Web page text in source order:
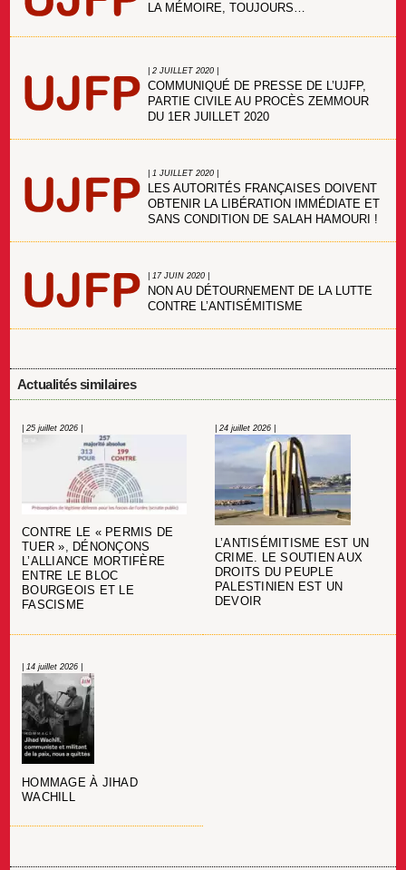
LA MÉMOIRE, TOUJOURS…
| 2 JUILLET 2020 |
COMMUNIQUÉ DE PRESSE DE L’UJFP,
PARTIE CIVILE AU PROCÈS ZEMMOUR
DU 1ER JUILLET 2020
| 1 JUILLET 2020 |
LES AUTORITÉS FRANÇAISES DOIVENT
OBTENIR LA LIBÉRATION IMMÉDIATE ET
SANS CONDITION DE SALAH HAMOURI !
| 17 JUIN 2020 |
NON AU DÉTOURNEMENT DE LA LUTTE
CONTRE L’ANTISÉMITISME
Actualités similaires
| 25 juillet 2026 |
CONTRE LE « PERMIS DE
TUER », DÉNONÇONS
L’ALLIANCE MORTIFÈRE
ENTRE LE BLOC
BOURGEOIS ET LE
FASCISME
| 24 juillet 2026 |
L’ANTISÉMITISME EST UN
CRIME. LE SOUTIEN AUX
DROITS DU PEUPLE
PALESTINIEN EST UN
DEVOIR
| 14 juillet 2026 |
HOMMAGE À JIHAD
WACHILL